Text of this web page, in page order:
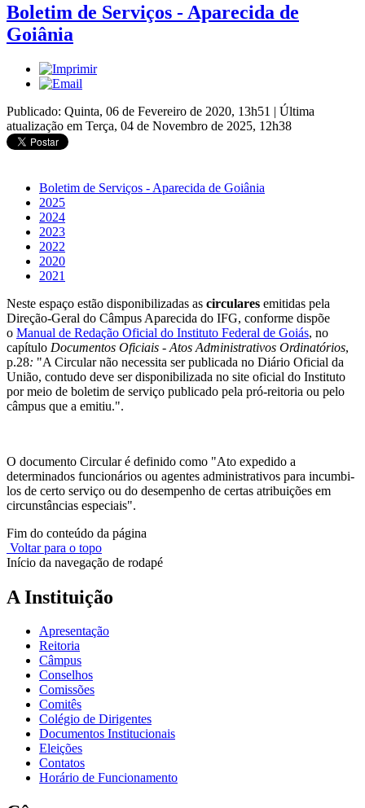
Boletim de Serviços - Aparecida de
Goiânia
Publicado: Quinta, 06 de Fevereiro de 2020, 13h51 | Última
atualização em Terça, 04 de Novembro de 2025, 12h38
Boletim de Serviços - Aparecida de Goiânia
2025
2024
2023
2022
2020
2021
Neste espaço estão disponibilizadas as circulares emitidas pela
Direção-Geral do Câmpus Aparecida do IFG, conforme dispõe
o Manual de Redação Oficial do Instituto Federal de Goiás, no
capítulo Documentos Oficiais - Atos Administrativos Ordinatórios,
p.28: "A Circular não necessita ser publicada no Diário Oficial da
União, contudo deve ser disponibilizada no site oficial do Instituto
por meio de boletim de serviço publicado pela pró-reitoria ou pelo
câmpus que a emitiu.".
O documento Circular é definido como "Ato expedido a
determinados funcionários ou agentes administrativos para incumbi-
los de certo serviço ou do desempenho de certas atribuições em
circunstâncias especiais".
Fim do conteúdo da página
Voltar para o topo
Início da navegação de rodapé
A Instituição
Apresentação
Reitoria
Câmpus
Conselhos
Comissões
Comitês
Colégio de Dirigentes
Documentos Institucionais
Eleições
Contatos
Horário de Funcionamento